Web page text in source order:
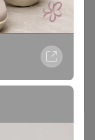
вопрос
сайте